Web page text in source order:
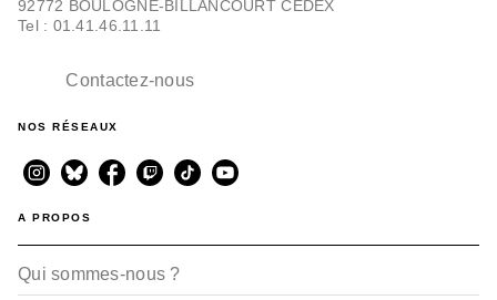
92772 BOULOGNE-BILLANCOURT CEDEX
Tel : 01.41.46.11.11
Contactez-nous
NOS RÉSEAUX
A PROPOS
Qui sommes-nous ?